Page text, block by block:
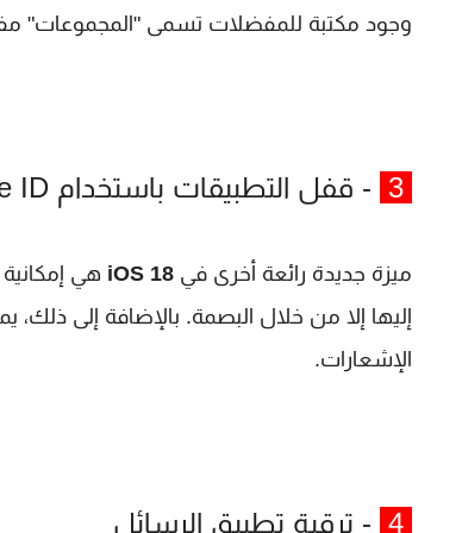
وجود مكتبة للمفضلات تسمى "المجموعات"
- قفل التطبيقات باستخدام Face ID وTouch ID
ميزة جديدة رائعة أخرى في iOS 18
إليها إلا من خلال البصمة. بالإضافة إلى ذلك،
الإشعارات.
- ترقية تطبيق الرسائل